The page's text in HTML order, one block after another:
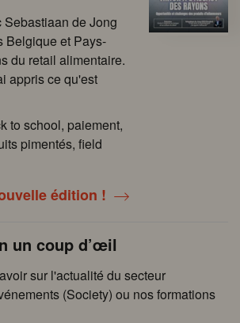
Sebastiaan de Jong
Belgique et Pays-
du retail alimentaire.
appris ce qu'est
to school, paiement,
pimentés, field
édition !
un coup d’œil
sur l'actualité du secteur
(Society) ou nos formations